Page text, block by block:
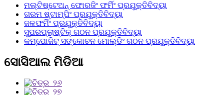
ମଲ୍ଟିଷ୍ଟେଅନ୍ ଫୋରଜିଂ ଫର୍ମିଂ ପ୍ରଯୁକ୍ତିବିଦ୍ୟା
ଗରମ ଷ୍ଟାମ୍ପିଂ ପ୍ରଯୁକ୍ତିବିଦ୍ୟା
ଜଳଫର୍ମିଂ ପ୍ରଯୁକ୍ତିବିଦ୍ୟା
ସୁପରପ୍ଲାଷ୍ଟିକ୍ ଗଠନ ପ୍ରଯୁକ୍ତିବିଦ୍ୟା
କମ୍ପୋଜିଟ୍ ସଙ୍କୋଚନ ମୋଲ୍ଡିଂ ଗଠନ ପ୍ରଯୁକ୍ତିବିଦ୍ୟା
ସୋସିଆଲ ମିଡିଆ